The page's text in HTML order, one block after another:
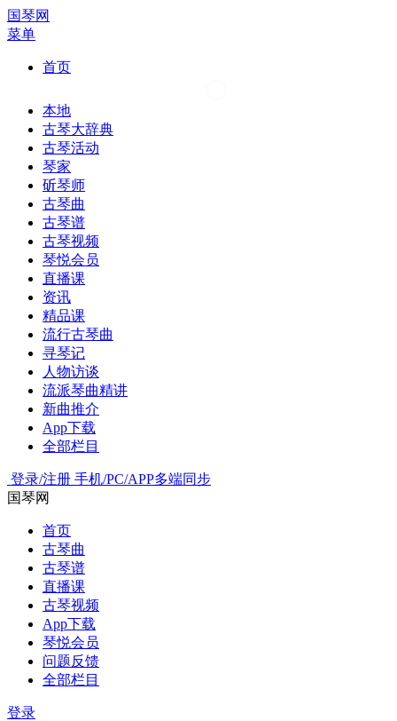
国琴网
菜单
首页
本地
古琴大辞典
古琴活动
琴家
斫琴师
古琴曲
古琴谱
古琴视频
琴悦会员
直播课
资讯
精品课
流行古琴曲
寻琴记
人物访谈
流派琴曲精讲
新曲推介
App下载
全部栏目
登录/注册 手机/PC/APP多端同步
国琴网
首页
古琴曲
古琴谱
直播课
古琴视频
App下载
琴悦会员
问题反馈
全部栏目
登录